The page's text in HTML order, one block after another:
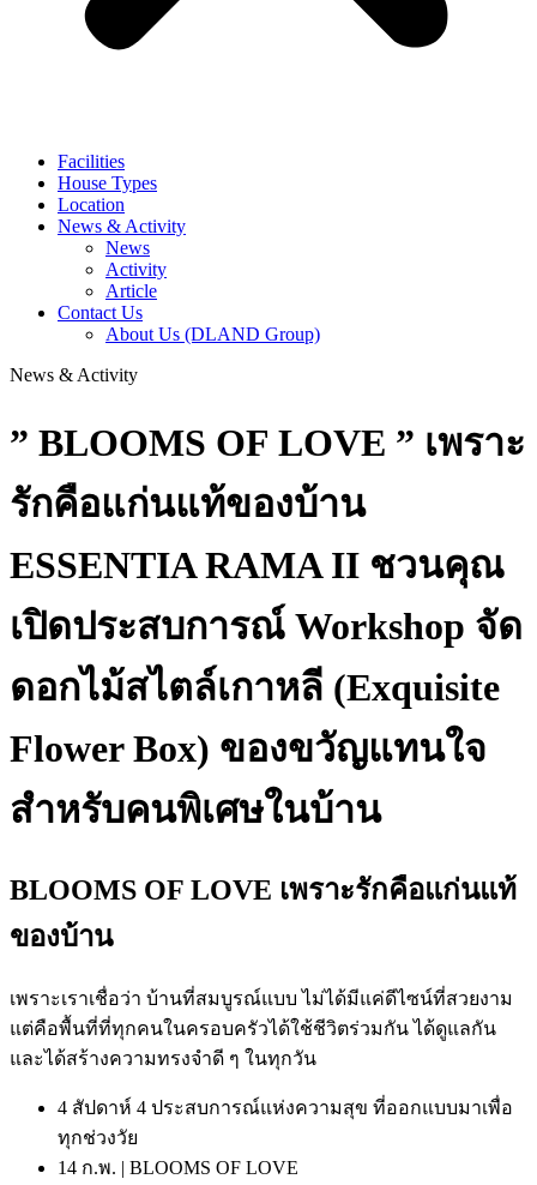
Facilities
House Types
Location
News & Activity
News
Activity
Article
Contact Us
About Us (DLAND Group)
News & Activity
” BLOOMS OF LOVE ” เพราะ
รักคือแก่นแท้ของบ้าน
ESSENTIA RAMA II ชวนคุณ
เปิดประสบการณ์ Workshop จัด
ดอกไม้สไตล์เกาหลี (Exquisite
Flower Box) ของขวัญแทนใจ
สำหรับคนพิเศษในบ้าน
BLOOMS OF LOVE เพราะรักคือแก่นแท้
ของบ้าน
เพราะเราเชื่อว่า บ้านที่สมบูรณ์แบบ ไม่ได้มีแค่ดีไซน์ที่สวยงาม
แต่คือพื้นที่ที่ทุกคนในครอบครัวได้ใช้ชีวิตร่วมกัน ได้ดูแลกัน
และได้สร้างความทรงจำดี ๆ ในทุกวัน
4 สัปดาห์ 4 ประสบการณ์แห่งความสุข ที่ออกแบบมาเพื่อ
ทุกช่วงวัย
14 ก.พ. | BLOOMS OF LOVE